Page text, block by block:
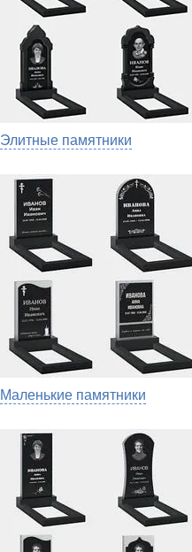
Элитные памятники
Маленькие памятники